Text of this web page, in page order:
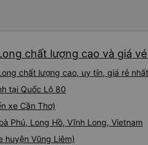
chất lượng cao và giá vé
chất lượng cao, uy tín, giá rẻ
tại Quốc Lộ 80
xe Cần Thơ)
Phú, Long Hồ, Vĩnh Long, Vietnam
huyện Vũng Liêm)